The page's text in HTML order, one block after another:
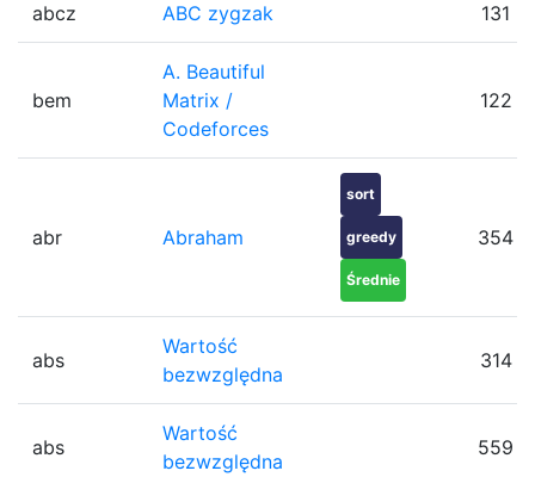
abcz ABC zygzak 131
bem
A. Beautiful
Matrix /
Codeforces
122
abr Abraham
sort
greedy
Średnie
354
abs
Wartość
bezwzględna
314
abs
Wartość
bezwzględna
559